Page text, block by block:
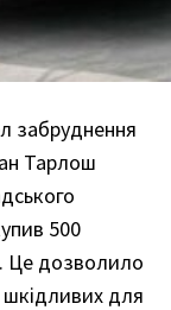
забруднення
Тарлош
500
Це дозволило
шкідливих для